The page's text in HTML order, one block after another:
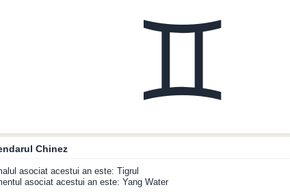
♊
Chinez
asociat acestui an este: Tigrul
asociat acestui an este: Yang Water